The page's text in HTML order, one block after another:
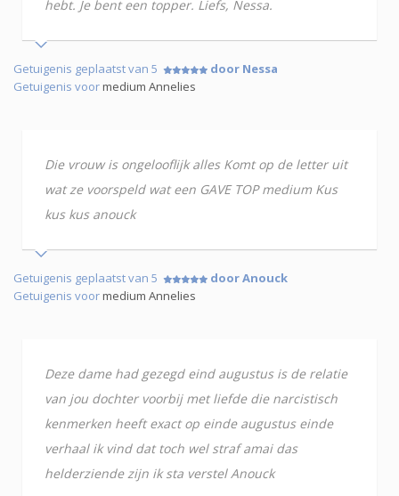
hebt. Je bent een topper. Liefs, Nessa.
Getuigenis geplaatst van 5
door Nessa
Getuigenis voormedium Annelies
Die vrouw is ongelooflijk alles Komt op de letter uit
wat ze voorspeld wat een GAVE TOP medium Kus
kus kus anouck
Getuigenis geplaatst van 5
door Anouck
Getuigenis voormedium Annelies
Deze dame had gezegd eind augustus is de relatie
van jou dochter voorbij met liefde die narcistisch
kenmerken heeft exact op einde augustus einde
verhaal ik vind dat toch wel straf amai das
helderziende zijn ik sta verstel Anouck